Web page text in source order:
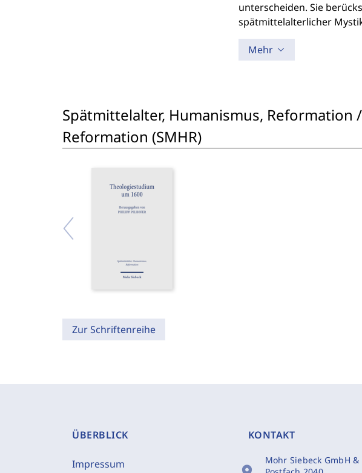
unterscheiden. Sie
spätmittelalterlicher
Mehr
Spätmittelalter, Humanismus,
Reformation (SMHR)
Zur Schriftenreihe
ÜBERBLICK
Impressum
KONTAKT
Mohr Siebeck GmbH &